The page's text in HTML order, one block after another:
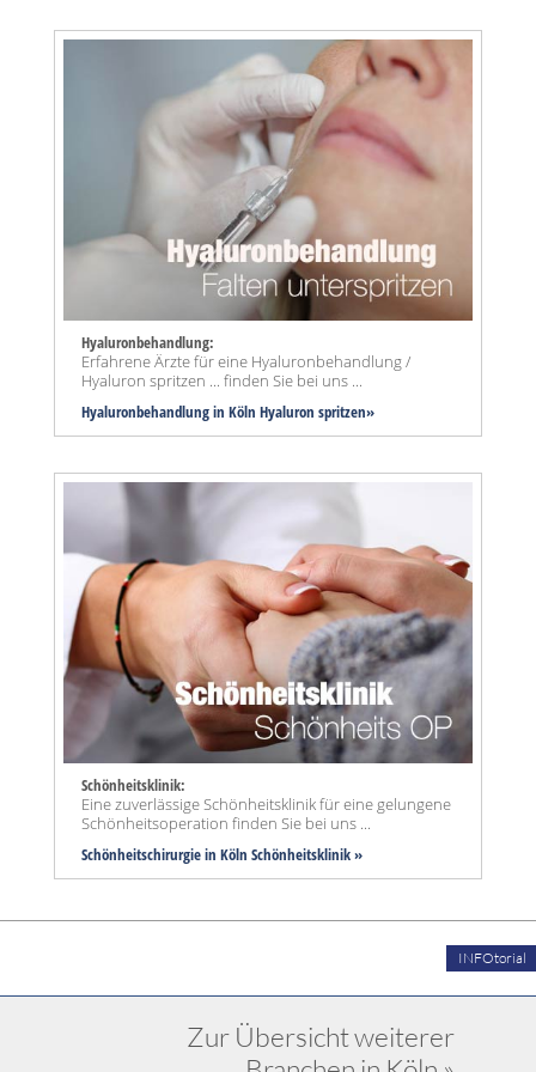
Hyaluronbehandlung:
Erfahrene Ärzte für eine Hyaluronbehandlung /
Hyaluron spritzen ... finden Sie bei uns ...
Hyaluronbehandlung in Köln Hyaluron spritzen»
Schönheitsklinik:
Eine zuverlässige Schönheitsklinik für eine gelungene
Schönheitsoperation finden Sie bei uns ...
Schönheitschirurgie in Köln Schönheitsklinik »
INFOtorial
Zur Übersicht weiterer